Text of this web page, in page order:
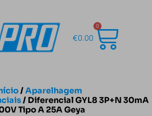
€0.00
0
/Aparelhagem
/ Diferencial GYL8 3P+N 30mA
Tipo A 25A Geya